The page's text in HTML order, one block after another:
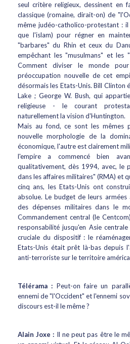
seul critère religieux, dessinent en
classique (romaine, dirait-on) de
même judéo-catholico-protestant :
que l'islam) pour régner en
"barbares" du Rhin et ceux du
empêchant les "musulmans" et les
Comment diviser le monde
préoccupation nouvelle de cet
désormais les Etats-Unis. Bill Clinton
Lake ; George W. Bush, qui
religieuse - le courant
naturellement la vision d'Huntington.
Mais au fond, ce sont les mêmes
nouvelle morphologie de la
économique, l'autre est clairement
l'empire a commencé bien
qualitativement, dès 1994, avec, le
dans les affaires militaires" (RMA) et
cinq ans, les Etats-Unis ont
absolue. Le budget de leurs
des dépenses militaires dans le
Commandement central (le
responsabilité jusqu'en Asie
cruciale du dispositif : le
Etats-Unis était prêt là-bas depuis
anti-terroriste sur le territoire
Télérama : Peut-on faire un
ennemi de "l'Occident" et l'ennemi
discours est-il le même ?
Alain Joxe : Il ne peut pas être le